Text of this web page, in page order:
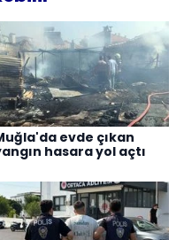
evde çıkan
hasara yol açtı